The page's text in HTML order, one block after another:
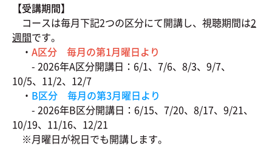
【受講期間】
コースは毎月下記2つの区分にて開講し、視聴期間は2
週間です。
・ A区分 毎月の第1月曜日より
- 2026年A区分開講日：6/1、7/6、8/3、9/7、
10/5、11/2、12/7
・ B区分 毎月の第3月曜日より
- 2026年B区分開講日：6/15、7/20、8/17、9/21、
10/19、11/16、12/21
※月曜日が祝日でも開講します。